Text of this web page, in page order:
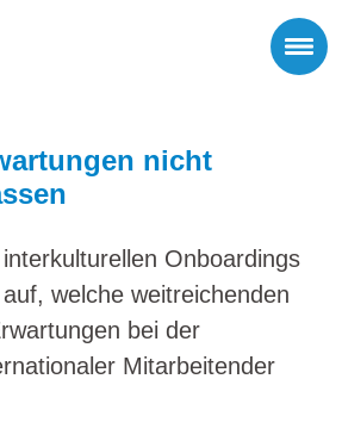
nicht
Onboardings
welche weitreichenden
bei der
Mitarbeitender